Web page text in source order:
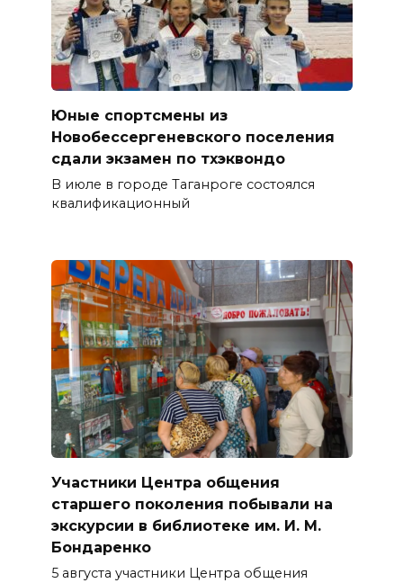
Юные спортсмены из
Новобессергеневского поселения
сдали экзамен по тхэквондо
В июле в городе Таганроге состоялся
квалификационный
Участники Центра общения
старшего поколения побывали на
экскурсии в библиотеке им. И. М.
Бондаренко
5 августа участники Центра общения